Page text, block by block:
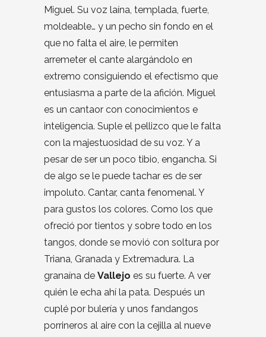
Miguel. Su voz laína, templada, fuerte,
moldeable… y un pecho sin fondo en el
que no falta el aire, le permiten
arremeter el cante alargándolo en
extremo consiguiendo el efectismo que
entusiasma a parte de la afición. Miguel
es un cantaor con conocimientos e
inteligencia. Suple el pellizco que le falta
con la majestuosidad de su voz. Y a
pesar de ser un poco tibio, engancha. Si
de algo se le puede tachar es de ser
impoluto. Cantar, canta fenomenal. Y
para gustos los colores. Como los que
ofreció por tientos y sobre todo en los
tangos, donde se movió con soltura por
Triana, Granada y Extremadura. La
granaína de Vallejo es su fuerte. A ver
quién le echa ahí la pata. Después un
cuplé por bulería y unos fandangos
porrineros al aire con la cejilla al nueve